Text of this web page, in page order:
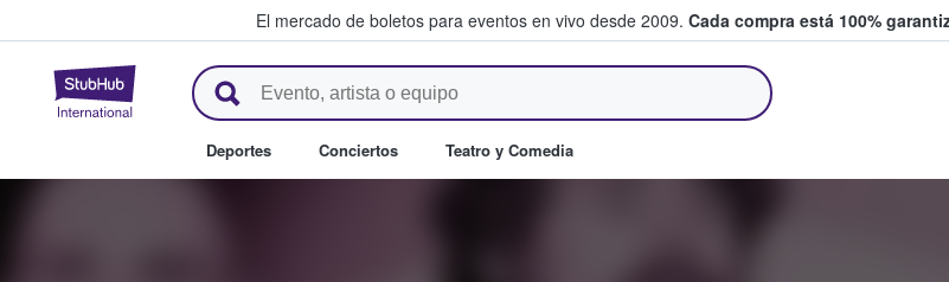
El mercado de boletos para eventos en vivo desde 2009. Cada compra está 100%
StubHub: donde los fans compran y venden boletos
Deportes Conciertos Teatro y Comedia